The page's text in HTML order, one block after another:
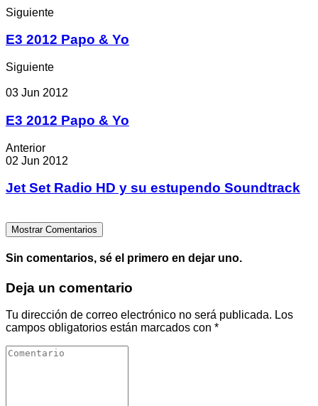
Siguiente
E3 2012 Papo & Yo
Siguiente
03 Jun 2012
E3 2012 Papo & Yo
Anterior
02 Jun 2012
Jet Set Radio HD y su estupendo Soundtrack
Mostrar Comentarios
Sin comentarios, sé el primero en dejar uno.
Deja un comentario
Tu dirección de correo electrónico no será publicada. Los
campos obligatorios están marcados con *